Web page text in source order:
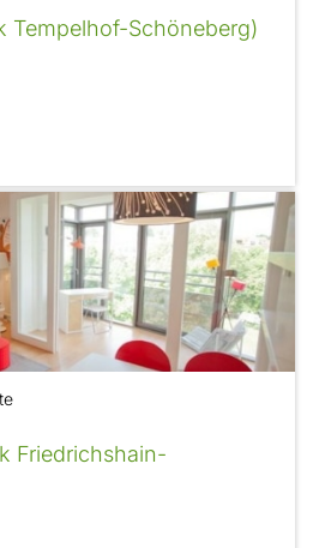
Tempelhof-Schöneberg)
Friedrichshain-